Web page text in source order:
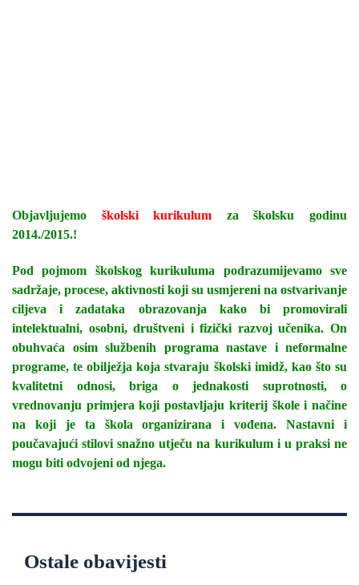
Objavljujemo školski kurikulum za školsku godinu
2014./2015.!
Pod pojmom školskog kurikuluma podrazumijevamo sve
sadržaje, procese, aktivnosti koji su usmjereni na ostvarivanje
ciljeva i zadataka obrazovanja kako bi promovirali
intelektualni, osobni, društveni i fizički razvoj učenika. On
obuhvaća osim službenih programa nastave i neformalne
programe, te obilježja koja stvaraju školski imidž, kao što su
kvalitetni odnosi, briga o jednakosti suprotnosti, o
vrednovanju primjera koji postavljaju kriterij škole i načine
na koji je ta škola organizirana i vođena. Nastavni i
poučavajući stilovi snažno utječu na kurikulum i u praksi ne
mogu biti odvojeni od njega.
Ostale obavijesti